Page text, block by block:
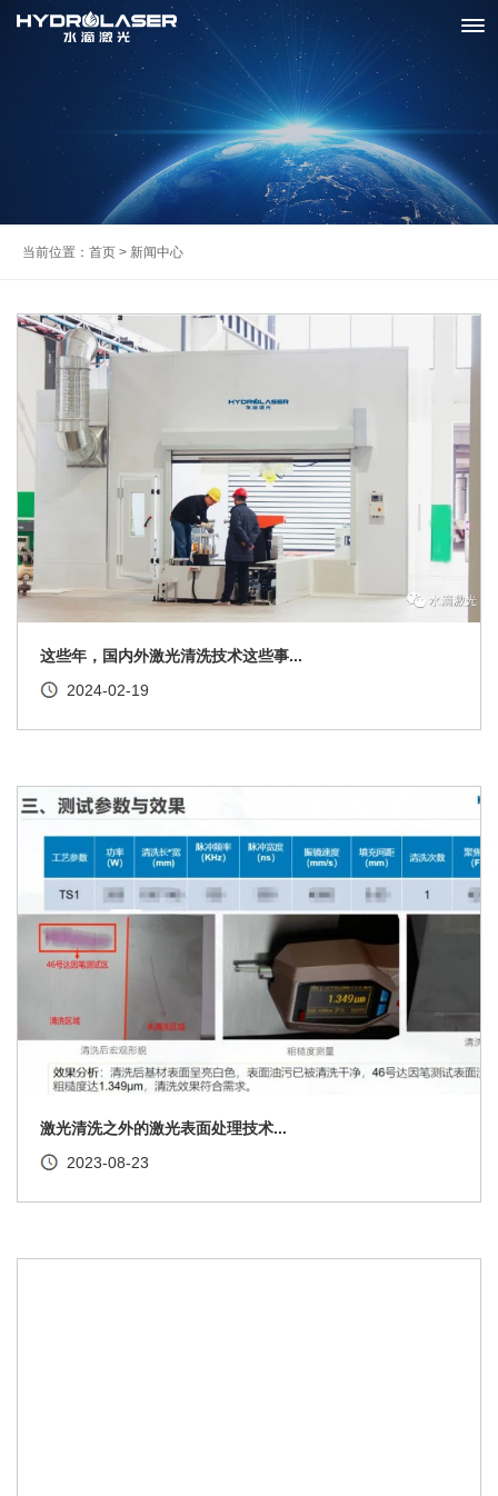
当前位置： 首页 > 新闻中心
这些年，国内外激光清洗技术这些事...
2024-02-19
激光清洗之外的激光表面处理技术...
2023-08-23